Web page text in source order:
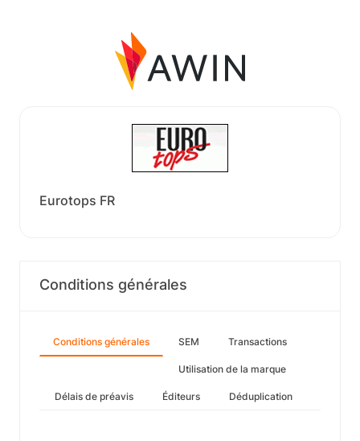
Eurotops FR
Conditions générales
Conditions générales SEM Transactions
Utilisation de la marque
Délais de préavis Éditeurs Déduplication